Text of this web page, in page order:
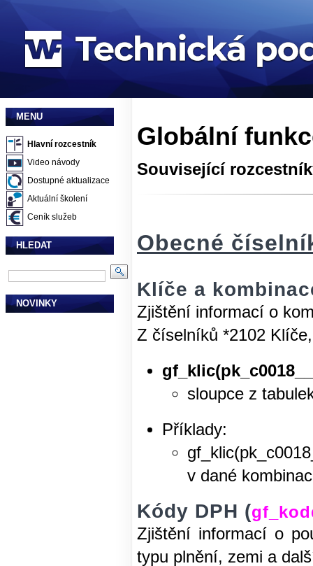
MENU
Hlavní rozcestník
Video návody
Dostupné aktualizace
Aktuální školení
Ceník služeb
HLEDAT
NOVINKY
Globální
Související
Obecné
Klíče a
Zjištění informací o
Z číselníků *2102
sloupce z
Příklady:
v dané
Kódy DPH (
Zjištění informací o
typu plnění, zemi a